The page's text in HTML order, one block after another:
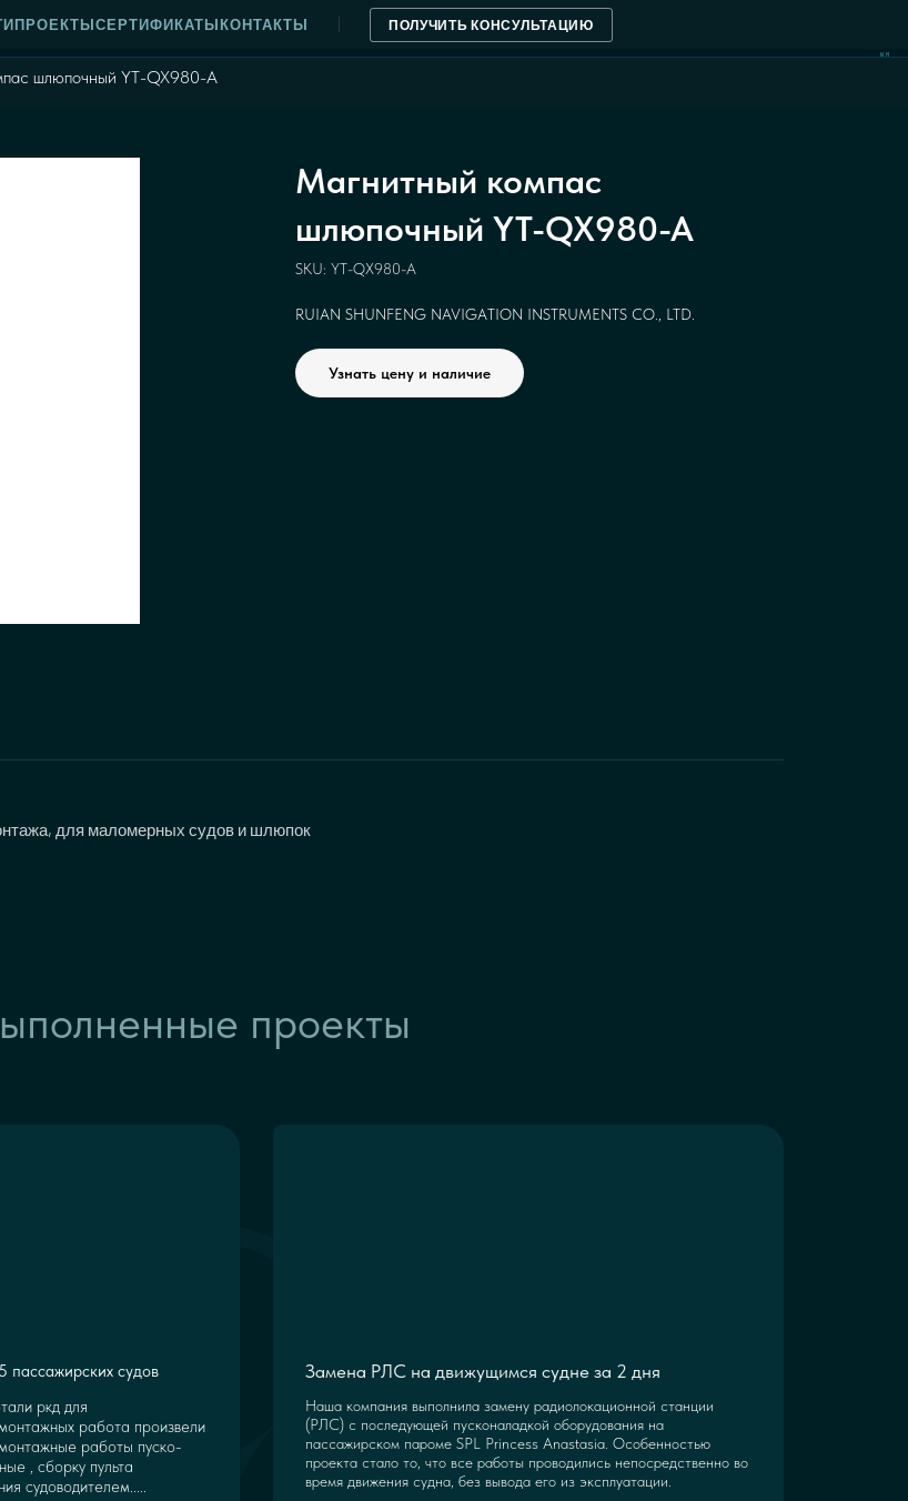
ПРОЕКТЫСЕРТИФИКАТЫКОНТАКТЫ ПОЛУЧИТЬ КОНСУЛЬТАЦИЮ
NM
шлюпочный YT-QX980-A
Магнитный компас
шлюпочный YT-QX980-A
SKU: YT-QX980-A
RUIAN SHUNFENG NAVIGATION INSTRUMENTS CO., LTD.
Узнать цену и наличие
для маломерных судов и шлюпок
Наша компания выполнила замену радиолокационной станции
(РЛС) с последующей пусконаладкой оборудования на
пассажирском пароме SPL Princess Anastasia. Особенностью
проекта стало то, что все работы проводились непосредственно во
время движения судна, без вывода его из эксплуатации.
Замена РЛС на движущимся судне за 2 дня
ркд для
работа произвели
работы пуско-
, сборку пульта
судоводителем.....
пассажирских судов
проекты